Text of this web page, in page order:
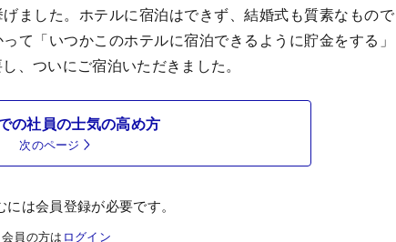
ました。ホテルに宿泊はできず、結婚式も質素なもので
て「いつかこのホテルに宿泊できるように貯金をする」
、ついにご宿泊いただきました。
の社員の士気の高め方
次のページ
には会員登録が必要です。
会員の方は ログイン